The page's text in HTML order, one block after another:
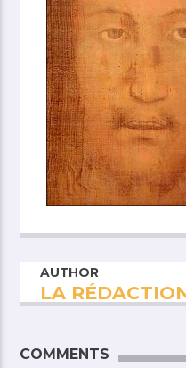
AUTHOR
LA
COMMENTS